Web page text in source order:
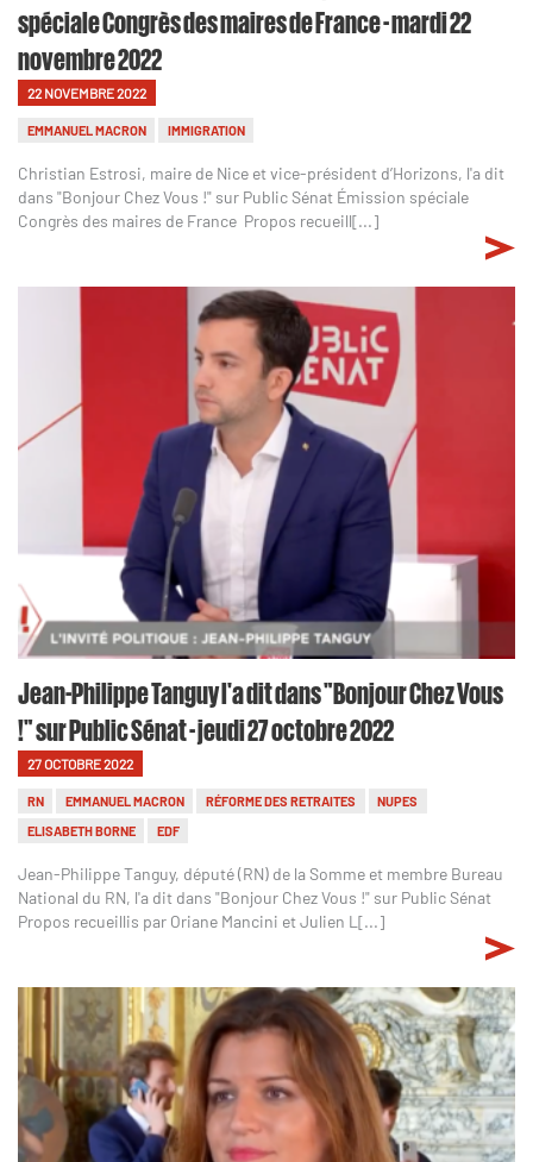
spéciale Congrès des maires de France - mardi 22
novembre 2022
22 NOVEMBRE 2022
EMMANUEL MACRON IMMIGRATION
Christian Estrosi, maire de Nice et vice-président d’Horizons, l'a dit
dans "Bonjour Chez Vous !" sur Public Sénat Émission spéciale
Congrès des maires de France Propos recueill[...]
Jean-Philippe Tanguy l'a dit dans "Bonjour Chez Vous
!" sur Public Sénat - jeudi 27 octobre 2022
27 OCTOBRE 2022
RN EMMANUEL MACRON RÉFORME DES RETRAITES
NUPES
ELISABETH BORNE
EDF
Jean-Philippe Tanguy, député (RN) de la Somme et membre Bureau
National du RN, l'a dit dans "Bonjour Chez Vous !" sur Public Sénat
Propos recueillis par Oriane Mancini et Julien L[...]